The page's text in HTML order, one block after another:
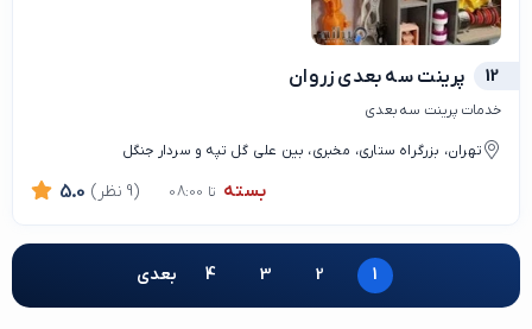
12 پرینت سه بعدی زروان
خدمات پرینت سه بعدی
تهران، بزرگراه ستاری، مخبری، بین على گل تپه و سردار جنگل
بسته تا 08:00 5.0 (9 نظر)
1
2
3
4 بعدی